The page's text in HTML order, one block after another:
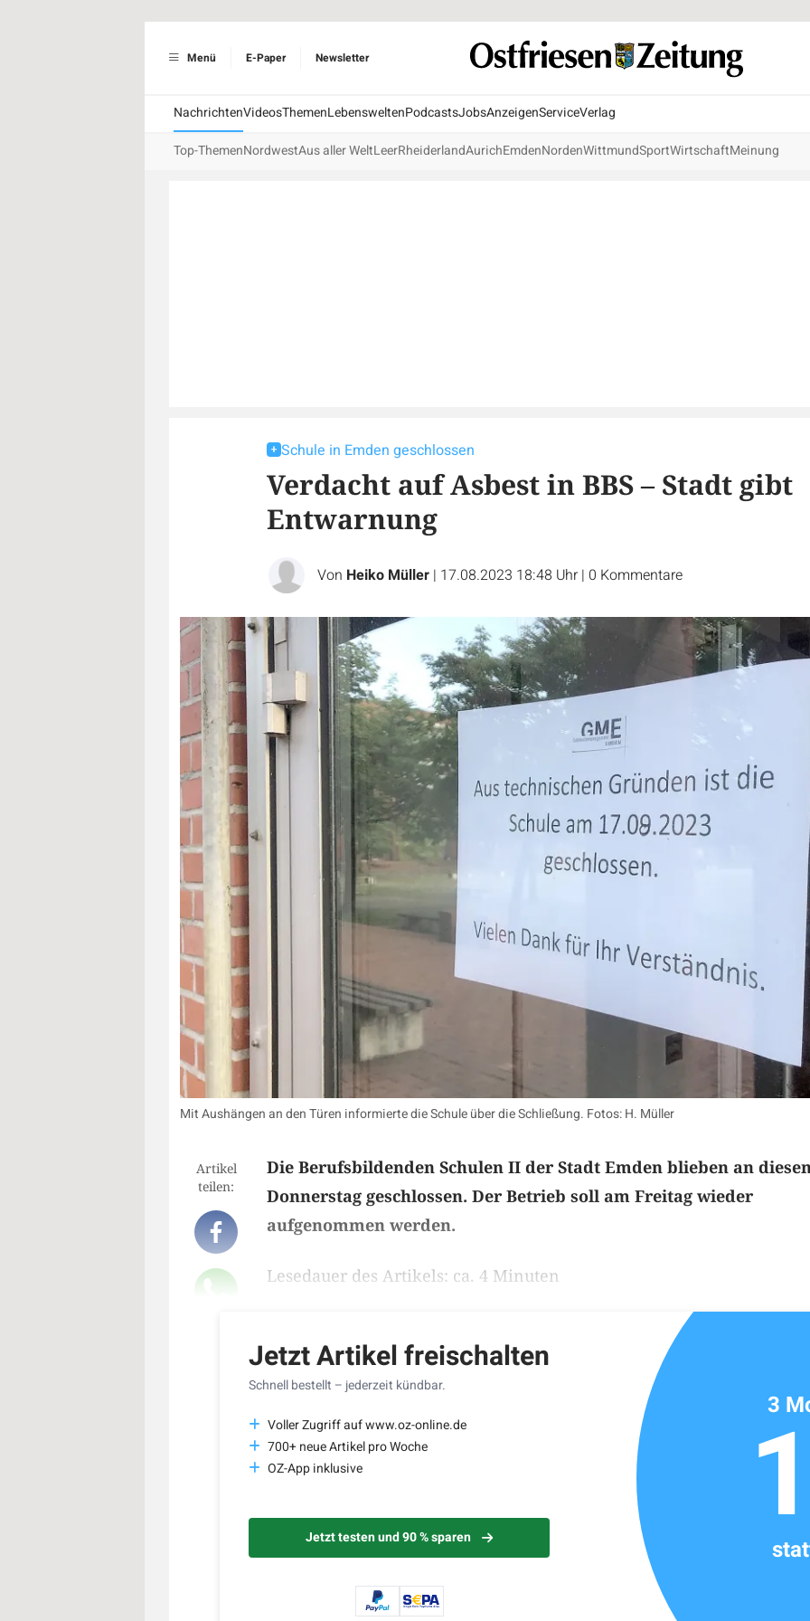
Menü E-Paper Newsletter
NachrichtenVideosThemenLebensweltenPodcastsJobsAnzeigenServiceVerlag
Top-ThemenNordwestAus aller WeltLeerRheiderlandAurichEmdenNordenWittmundSportWirtschaftMeinung
Schule in Emden geschlossen
Verdacht auf Asbest in BBS – Stadt gibt
Entwarnung
Von Heiko Müller | 17.08.2023 18:48 Uhr | 0 Kommentare
Mit Aushängen an den Türen informierte die Schule über die Schließung. Fotos: H. Müller
Artikel
teilen:
Die Berufsbildenden Schulen II der Stadt Emden blieben an
Donnerstag geschlossen. Der Betrieb soll am Freitag wieder
aufgenommen werden.
Lesedauer des Artikels: ca. 4 Minuten
Jetzt Artikel freischalten
Schnell bestellt – jederzeit kündbar.
Voller Zugriff auf www.oz-online.de
700+ neue Artikel pro Woche
OZ-App inklusive
Jetzt testen und 90 % sparen
3